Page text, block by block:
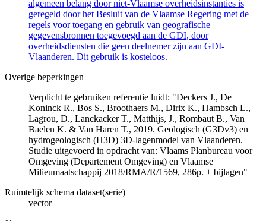
algemeen belang door niet-Vlaamse overheidsinstanties is
geregeld door het Besluit van de Vlaamse Regering met de
regels voor toegang en gebruik van geografische
gegevensbronnen toegevoegd aan de GDI, door
overheidsdiensten die geen deelnemer zijn aan GDI-
Vlaanderen. Dit gebruik is kosteloos.
Overige beperkingen
Verplicht te gebruiken referentie luidt: "Deckers J., De
Koninck R., Bos S., Broothaers M., Dirix K., Hambsch L.,
Lagrou, D., Lanckacker T., Matthijs, J., Rombaut B., Van
Baelen K. & Van Haren T., 2019. Geologisch (G3Dv3) en
hydrogeologisch (H3D) 3D-lagenmodel van Vlaanderen.
Studie uitgevoerd in opdracht van: Vlaams Planbureau voor
Omgeving (Departement Omgeving) en Vlaamse
Milieumaatschappij 2018/RMA/R/1569, 286p. + bijlagen"
Ruimtelijk schema dataset(serie)
vector